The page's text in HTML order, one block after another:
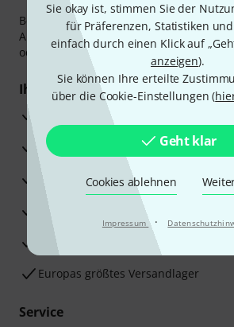
Sie okay ist, stimmen Sie der
für Präferenzen, Statistiken
einfach durch einen Klick auf
anzeigen).
Sie können Ihre erteilte
über die Cookie-Einstellungen (
Geht klar
Cookies ablehnen
Impressum ·
Bezahlen Sie vertraulich und sicher per
Amazon Pay,
Klarna Sofort bezahlen ,
oder Kreditkarte.
Ihre Vorteile
3 Jahre Thomann Garantie
30 Tage Money-Back-Garantie
Reparaturservice
Beratung durch Fachexperten
Zufriedenheitsgarantie
Europas größtes Versandlager
Service